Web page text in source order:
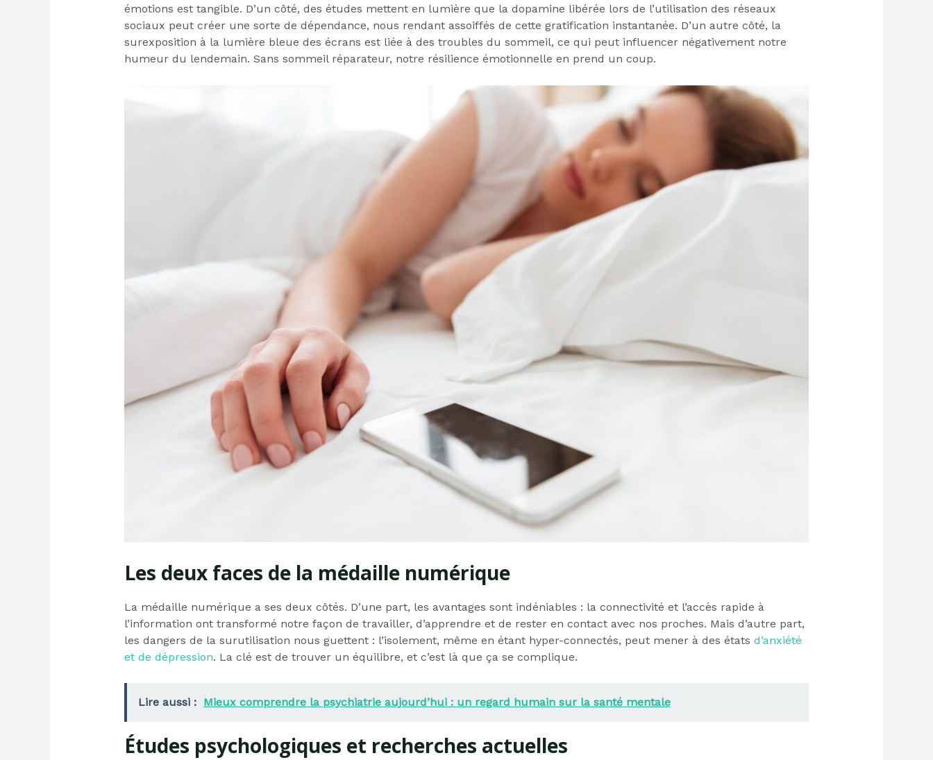
émotions est tangible. D’un côté, des études mettent en lumière que la dopamine libérée lors de l’utilisation des réseaux
sociaux peut créer une sorte de dépendance, nous rendant assoiffés de cette gratification instantanée. D’un autre côté, la
surexposition à la lumière bleue des écrans est liée à des troubles du sommeil, ce qui peut influencer négativement notre
humeur du lendemain. Sans sommeil réparateur, notre résilience émotionnelle en prend un coup.
Les deux faces de la médaille numérique
La médaille numérique a ses deux côtés. D’une part, les avantages sont indéniables : la connectivité et l’accès rapide à
l’information ont transformé notre façon de travailler, d’apprendre et de rester en contact avec nos proches. Mais d’autre part,
les dangers de la surutilisation nous guettent : l’isolement, même en étant hyper-connectés, peut mener à des états d’anxiété
et de dépression. La clé est de trouver un équilibre, et c’est là que ça se complique.
Lire aussi : Mieux comprendre la psychiatrie aujourd’hui : un regard humain sur la santé mentale
Études psychologiques et recherches actuelles